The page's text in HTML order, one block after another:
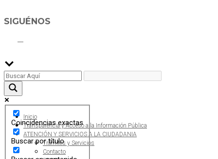
SIGUÉNOS
ALCALDÍA MUNICIPAL DE CAJICÁ
Derechos Reservados ©Alcaldía de Cajicá- Política de Privacidad
Dirección Sede Principal: Calle 2 # 4-07
Línea Gratuita PBX 8837077 - Movil PQRs +57 3152378409
Línea Anticorrupción PBX 8837077 ext 14001
Correo electrónico: ventanillapqrs-alcaldia@cajica.gov.co
Correo para Notificaciones Judiciales:
sjurnotificaciones@cajica.gov.co